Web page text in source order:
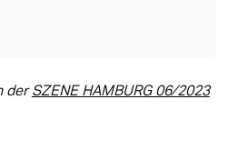
der SZENE HAMBURG 06/2023